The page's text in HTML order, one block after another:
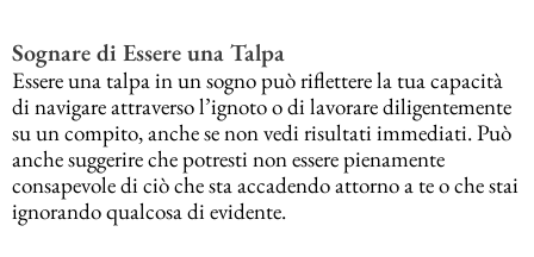
Sognare di Essere una Talpa
Essere una talpa in un sogno può riflettere la tua capacità
di navigare attraverso l’ignoto o di lavorare diligentemente
su un compito, anche se non vedi risultati immediati. Può
anche suggerire che potresti non essere pienamente
consapevole di ciò che sta accadendo attorno a te o che stai
ignorando qualcosa di evidente.